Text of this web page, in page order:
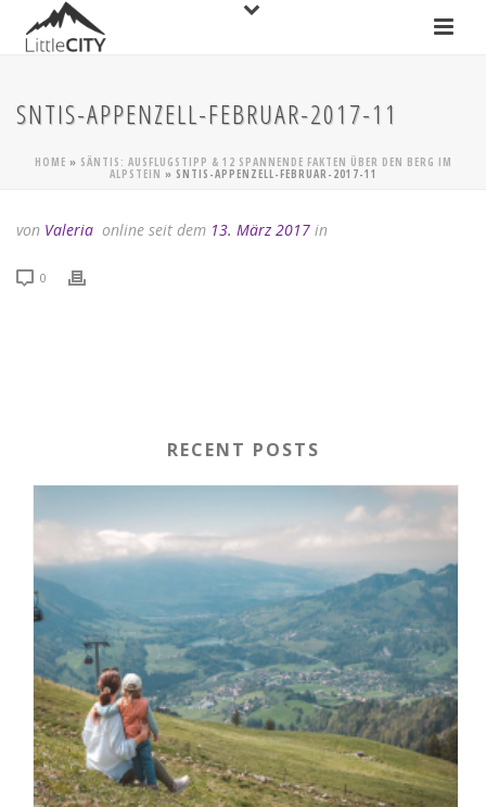
SNTIS-APPENZELL-FEBRUAR-2017-11
HOME » SÄNTIS: AUSFLUGSTIPP & 12 SPANNENDE FAKTEN ÜBER DEN BERG IM
ALPSTEIN » SNTIS-APPENZELL-FEBRUAR-2017-11
von Valeria online seit dem 13. März 2017 in
0
RECENT POSTS